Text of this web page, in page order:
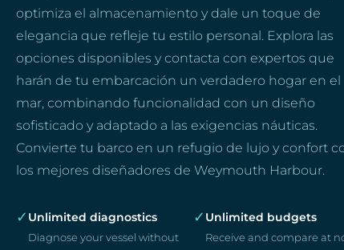
optimiza el almacenamiento y dale un toque de
elegancia que refleje tu estilo personal. Explora las
opciones disponibles y contacta con expertos que
harán de tu embarcación un verdadero hogar en el
mar, combinando funcionalidad con un diseño
sofisticado y adaptado a las exigencias náuticas.
Convierte tu barco en un refugio de lujo y confort
los mejores diseñadores de Weymouth Harbour.
✓ Unlimited diagnostics
Diagnose your vessel without
✓ Unlimited budgets
Receive and compare at